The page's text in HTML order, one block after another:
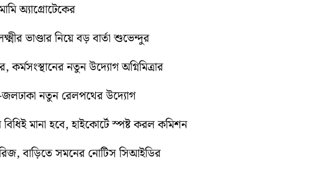
অ্যাগ্রোটেকের
ভাণ্ডার নিয়ে বড় বার্তা শুভেন্দুর
নতুন উদ্যোগ অগ্নিমিত্রার
জলঢাকা নতুন রেলপথের উদ্যোগ
মানা হবে, হাইকোর্টে স্পষ্ট করল কমিশন
বাড়িতে সমনের নোটিস সিআইডির